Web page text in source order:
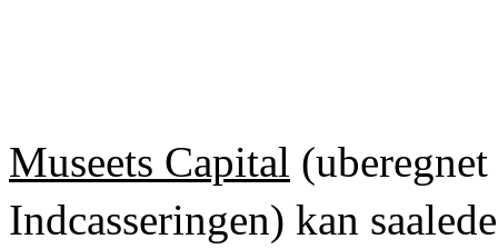
Museets Capital
Indcasseringen) kan